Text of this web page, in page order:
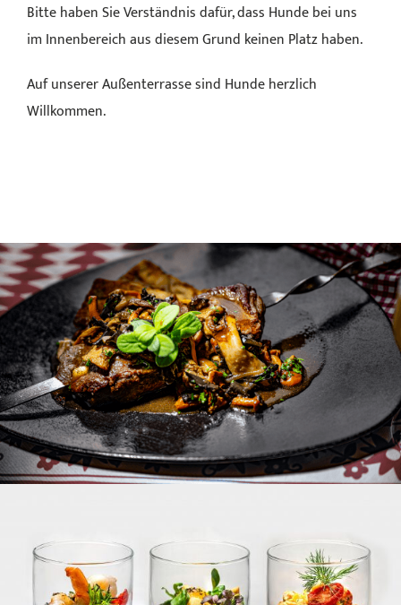
Bitte haben Sie Verständnis dafür, dass Hunde bei uns
im Innenbereich aus diesem Grund keinen Platz haben.
Auf unserer Außenterrasse sind Hunde herzlich
Willkommen.